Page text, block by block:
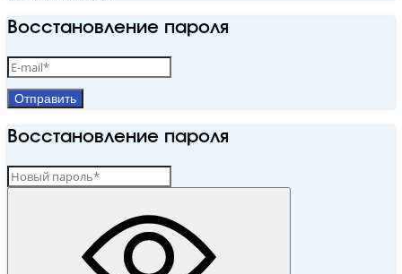
Восстановление пароля
Отправить
Восстановление пароля